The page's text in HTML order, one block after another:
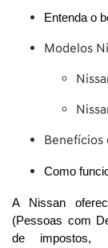
Entenda o
Modelos
Benefícios
Como
A Nissan
(Pessoas com
de impostos,